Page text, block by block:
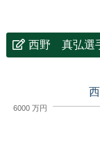
西野 真弘選
6000 万円